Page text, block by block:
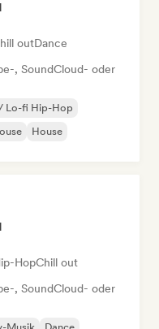
outDance
, SoundCloud- oder
Lo-fi Hip-Hop
House
HopChill out
, SoundCloud- oder